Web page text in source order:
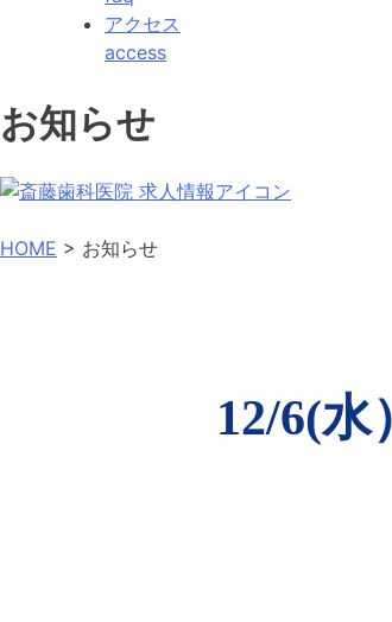
アクセス
access
お知らせ
HOME > お知らせ
12/6(